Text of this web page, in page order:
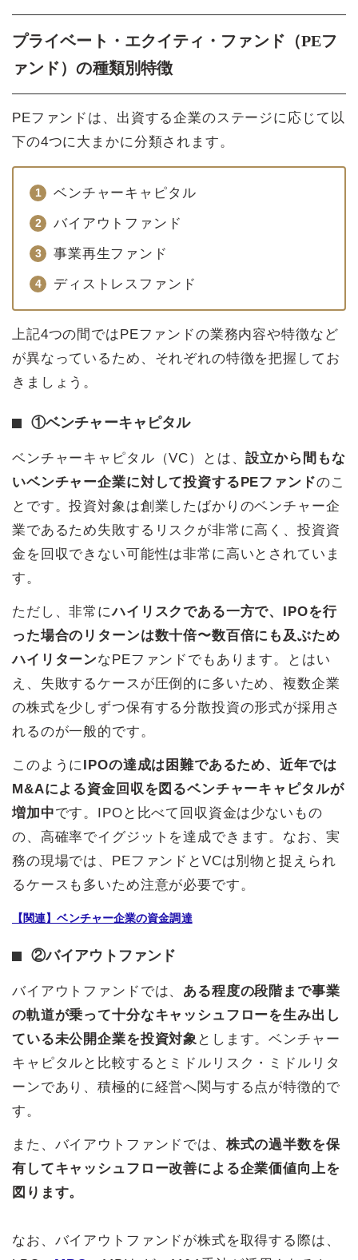
プライベート・エクイティ・ファンド（PEフ
ァンド）の種類別特徴
PEファンドは、出資する企業のステージに応じて以
下の4つに大まかに分類されます。
ベンチャーキャピタル
バイアウトファンド
事業再生ファンド
ディストレスファンド
上記4つの間ではPEファンドの業務内容や特徴など
が異なっているため、それぞれの特徴を把握してお
きましょう。
①ベンチャーキャピタル
ベンチャーキャピタル（VC）とは、設立から間もな
いベンチャー企業に対して投資するPEファンドのこ
とです。投資対象は創業したばかりのベンチャー企
業であるため失敗するリスクが非常に高く、投資資
金を回収できない可能性は非常に高いとされていま
す。
ただし、非常にハイリスクである一方で、IPOを行
った場合のリターンは数十倍〜数百倍にも及ぶため
ハイリターンなPEファンドでもあります。とはい
え、失敗するケースが圧倒的に多いため、複数企業
の株式を少しずつ保有する分散投資の形式が採用さ
れるのが一般的です。
このように IPOの達成は困難であるため、近年では
M&Aによる資金回収を図るベンチャーキャピタルが
増加中です。IPOと比べて回収資金は少ないもの
の、高確率でイグジットを達成できます。なお、実
務の現場では、PEファンドとVCは別物と捉えられ
るケースも多いため注意が必要です。
【関連】ベンチャー企業の資金調達
②バイアウトファンド
バイアウトファンドでは、 ある程度の段階まで事業
の軌道が乗って十分なキャッシュフローを生み出し
ている未公開企業を投資対象 とします。ベンチャー
キャピタルと比較するとミドルリスク・ミドルリタ
ーンであり、積極的に経営へ関与する点が特徴的で
す。
また、バイアウトファンドでは、 株式の過半数を保
有してキャッシュフロー改善による企業価値向上を
図ります。
なお、バイアウトファンドが株式を取得する際は、